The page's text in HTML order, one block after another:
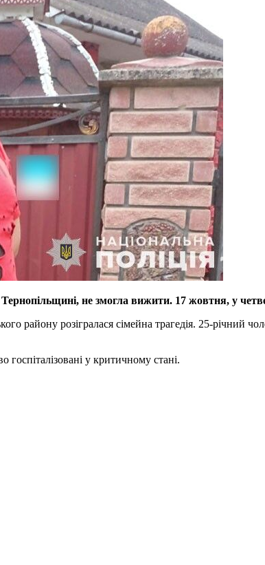
не змогла вижити. 17 жовтня, у
району розігралася сімейна трагедія. 25-річний
госпіталізовані у критичному стані.